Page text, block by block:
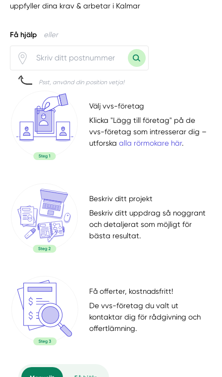
uppfyller dina krav & arbetar i Kalmar
Få hjälp eller
Psst, använd din position vetja!
Välj vvs-företag
Klicka "Lägg till företag" på de
vvs-företag som intresserar dig –
utforskaalla rörmokare här.
Beskriv ditt projekt
Beskriv ditt uppdrag så noggrant
och detaljerat som möjligt för
bästa resultat.
Få offerter, kostnadsfritt!
De vvs-företag du valt ut
kontaktar dig för rådgivning och
offertlämning.